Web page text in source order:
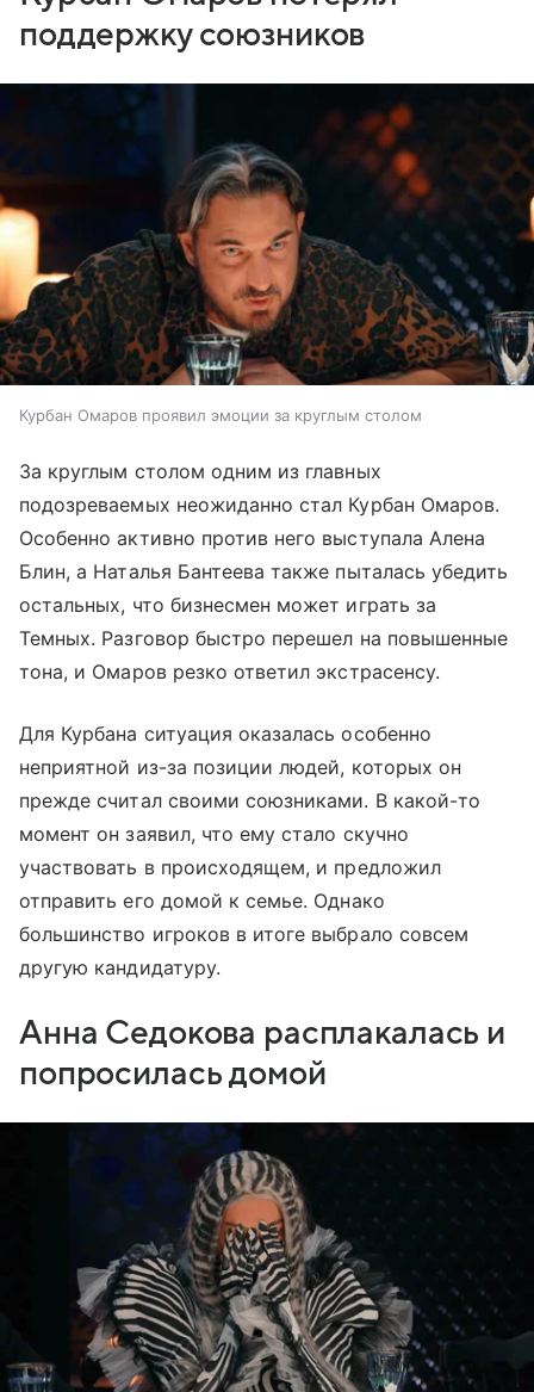
поддержку союзников
Курбан Омаров проявил эмоции за круглым столом
За круглым столом одним из главных
подозреваемых неожиданно стал Курбан Омаров.
Особенно активно против него выступала Алена
Блин, а Наталья Бантеева также пыталась убедить
остальных, что бизнесмен может играть за
Темных. Разговор быстро перешел на повышенные
тона, и Омаров резко ответил экстрасенсу.
Для Курбана ситуация оказалась особенно
неприятной из-за позиции людей, которых он
прежде считал своими союзниками. В какой-то
момент он заявил, что ему стало скучно
участвовать в происходящем, и предложил
отправить его домой к семье. Однако
большинство игроков в итоге выбрало совсем
другую кандидатуру.
Анна Седокова расплакалась и
попросилась домой